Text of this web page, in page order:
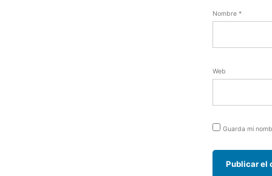
Nombre *
Web
Guarda mi